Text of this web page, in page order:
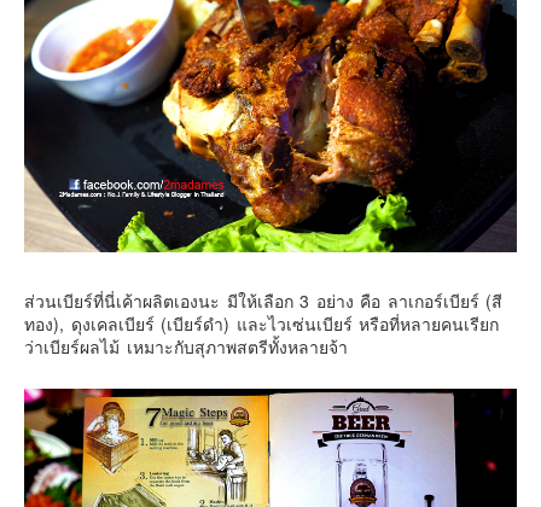
ส่วนเบียร์ที่นี่เค้าผลิตเองนะ มีให้เลือก 3 อย่าง คือ ลาเกอร์เบียร์ (สี
ทอง), ดุงเคลเบียร์ (เบียร์ดำ) และไวเซ่นเบียร์ หรือที่หลายคนเรียก
ว่าเบียร์ผลไม้ เหมาะกับสุภาพสตรีทั้งหลายจ้า